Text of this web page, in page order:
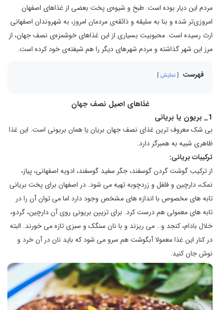
مردم این دیار بوده است. طبخ و شیوه‌ی پخت بعضی از غذاهای اصفهان
امروزی‌تر شده و بنا به سلیقه و ذائقه‌ی مردمان امروز، به شهروندان اصفهانی
ارث رسیده است. محبوبیت بسیاری از این غذاهای خوشمزه‌ی نصف جهان، از
مرز این شهر گذاشته و مردم شهرهای دیگر را هم شیفته‌ی خود کرده است.
فهرست نمایش
غذاهای اصیل نصف جهان
1_ بریون یا بریانی
بی شک معروف ترین غذای نصف جهان بریان یا همان بریونی است. این غذا
ظاهری شبیه به همبرگر دارد.
ترکیبات بریانی:
از ترکیب گوشت گردن گوسفند، جگر سفيد گوسفند، ادويه اصفهانی، پياز،
نمک، دارچین و فلفل و زردچوبه تهیه می شود. در اصفهان برای پخت بریانی
تابه های مخصوص با اندازه های مشخص وجود دارد اما می توان آن را در
تابه های معمولی هم درست کرد. برای تزیین بریونی روی آن دارچین، گردو،
خلال بادام، کنجد و… می ریزند و با نان سنگک و سبزی تازه می خورند. البته
در کنار این غذا معمولا آبگوشت هم سرو می شود که باید نان در آن خرد و
نوش جان کنید.